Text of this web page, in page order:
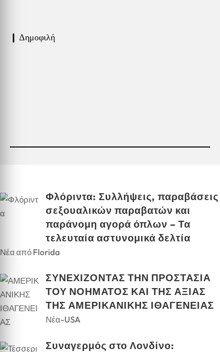
❙ Δημοφιλή
Φλόριντα: Συλλήψεις, παραβάσεις
σεξουαλικών παραβατών και
παράνομη αγορά όπλων – Τα
τελευταία αστυνομικά δελτία
Νέα από Florida
ΣΥΝΕΧΙΖΟΝΤΑΣ ΤΗΝ ΠΡΟΣΤΑΣΙΑ
ΤΟΥ ΝΟΗΜΑΤΟΣ ΚΑΙ ΤΗΣ ΑΞΙΑΣ
ΤΗΣ ΑΜΕΡΙΚΑΝΙΚΗΣ ΙΘΑΓΕΝΕΙΑΣ
Νέα-USA
Συναγερμός στο Λονδίνο: